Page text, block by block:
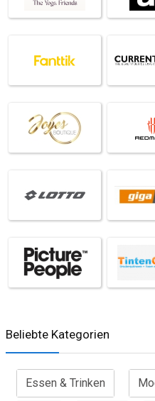
Beliebte Kategorien
Essen & Trinken